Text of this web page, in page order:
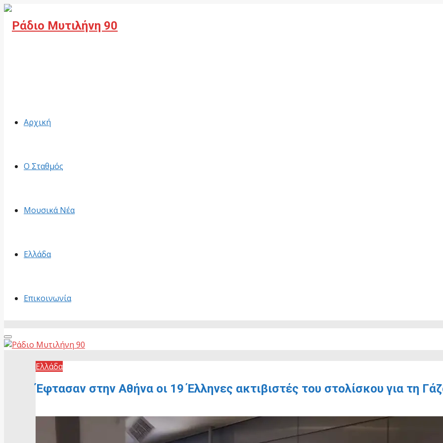
Αρχική
Ο Σταθμός
Μουσικά Νέα
Ελλάδα
Επικοινωνία
Primary
Menu
Ελλάδα
Έφτασαν στην Αθήνα οι 19 Έλληνες ακτιβιστές του στολίσκου για τη